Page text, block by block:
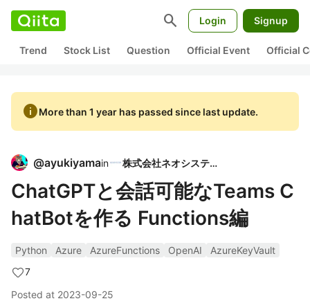
search Login Signup
Trend Stock List Question Official Event Official
infoMore than 1 year has passed since last update.
@ayukiyamain 株式会社ネオシステム
ChatGPTと会話可能なTeams C
hatBotを作る Functions編
Python Azure AzureFunctions OpenAI
AzureKeyVault
7
Posted at 2023-09-25